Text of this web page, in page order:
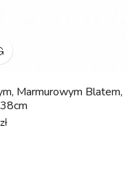
Marmurowym Blatem,